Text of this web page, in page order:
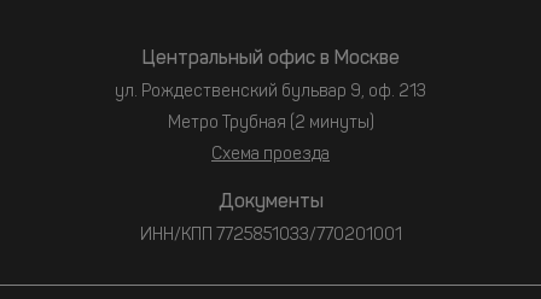
Документы
ИНН/КПП 7725851033/770201001
Центральный офис в Москве
ул. Рождественский бульвар 9, оф. 213
Метро Трубная (2 минуты)
Схема проезда